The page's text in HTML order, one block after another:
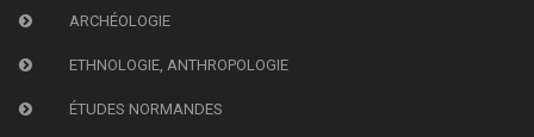
ARCHÉOLOGIE
ETHNOLOGIE, ANTHROPOLOGIE
ÉTUDES NORMANDES